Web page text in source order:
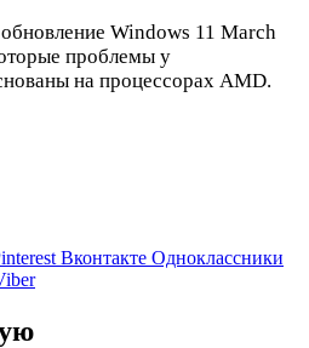
Windows 11 March
проблемы у
на процессорах AMD.
Вконтакте Одноклассники